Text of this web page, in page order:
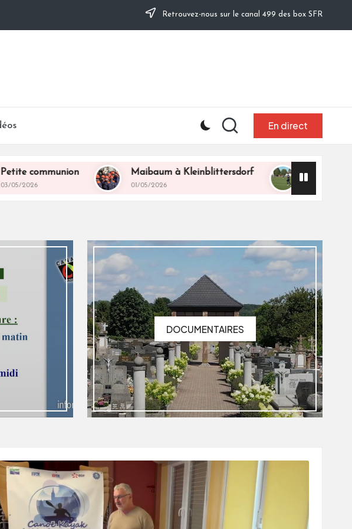
Retrouvez-nous sur le canal 499 des box SFR
En direct
Maibaum à Kleinblittersdorf
01/05/2026
Hommage des Vétérans
01/05/2026
DOCUMENTAIRES